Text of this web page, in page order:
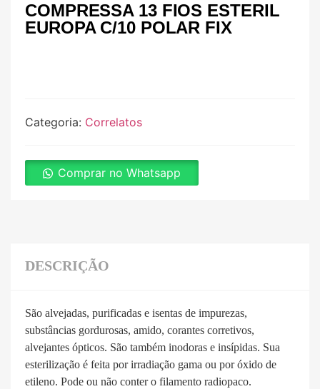
COMPRESSA 13 FIOS ESTERIL
EUROPA C/10 POLAR FIX
Categoria: Correlatos
Comprar no Whatsapp
DESCRIÇÃO
São alvejadas, purificadas e isentas de impurezas,
substâncias gordurosas, amido, corantes corretivos,
alvejantes ópticos. São também inodoras e insípidas. Sua
esterilização é feita por irradiação gama ou por óxido de
etileno. Pode ou não conter o filamento radiopaco.